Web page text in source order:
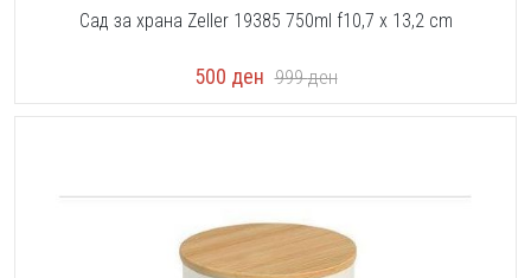
Сад за храна Zeller 19385 750ml f10,7 x 13,2 cm
500 ден 999ден